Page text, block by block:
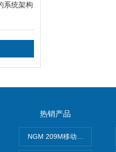
系统架构
热销产品
NGM 209M移动式惰性气体